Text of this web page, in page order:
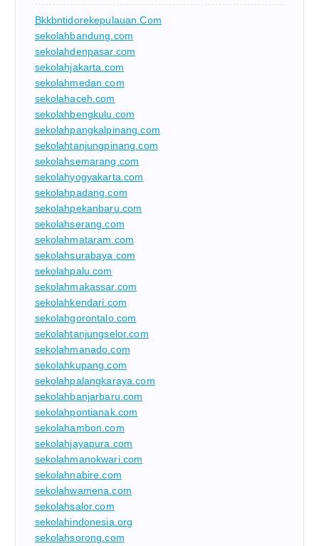
Bkkbntidorekepulauan.com
sekolahbandung.com
sekolahdenpasar.com
sekolahjakarta.com
sekolahmedan.com
sekolahaceh.com
sekolahbengkulu.com
sekolahpangkalpinang.com
sekolahtanjungpinang.com
sekolahsemarang.com
sekolahyogyakarta.com
sekolahpadang.com
sekolahpekanbaru.com
sekolahserang.com
sekolahmataram.com
sekolahsurabaya.com
sekolahpalu.com
sekolahmakassar.com
sekolahkendari.com
sekolahgorontalo.com
sekolahtanjungselor.com
sekolahmanado.com
sekolahkupang.com
sekolahpalangkaraya.com
sekolahbanjarbaru.com
sekolahpontianak.com
sekolahambon.com
sekolahjayapura.com
sekolahmanokwari.com
sekolahnabire.com
sekolahwamena.com
sekolahsalor.com
sekolahindonesia.org
sekolahsorong.com